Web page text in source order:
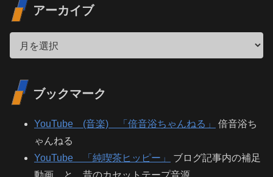
アーカイブ
ブックマーク
YouTube (音楽) 「倍音浴ちゃんねる」
倍音浴ち
ゃんねる
YouTube 「純喫茶ヒッピー」
ブログ記事内の補足
動画 と 昔のカセットテープ音源